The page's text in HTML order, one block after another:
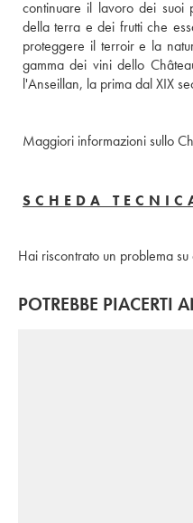
continuare il lavoro dei suoi
della terra e dei frutti che
proteggere il terroir e la
gamma dei vini dello
l'Anseillan, la prima dal XIX
Maggiori informazioni sullo
SCHEDA
Hai riscontrato un problema su
POTREBBE PIACERTI